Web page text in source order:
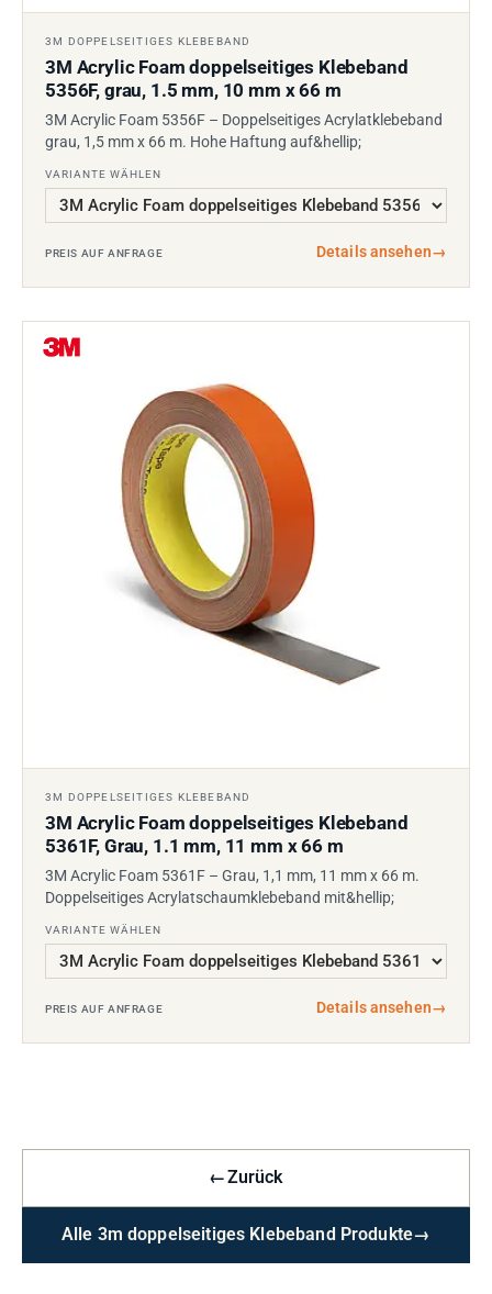
3M DOPPELSEITIGES KLEBEBAND
3M Acrylic Foam doppelseitiges Klebeband
5356F, grau, 1.5 mm, 10 mm x 66 m
3M Acrylic Foam 5356F – Doppelseitiges Acrylatklebeband
grau, 1,5 mm x 66 m. Hohe Haftung auf&hellip;
VARIANTE WÄHLEN
PREIS AUF ANFRAGE Details ansehen→
3M DOPPELSEITIGES KLEBEBAND
3M Acrylic Foam doppelseitiges Klebeband
5361F, Grau, 1.1 mm, 11 mm x 66 m
3M Acrylic Foam 5361F – Grau, 1,1 mm, 11 mm x 66 m.
Doppelseitiges Acrylatschaumklebeband mit&hellip;
VARIANTE WÄHLEN
PREIS AUF ANFRAGE Details ansehen→
←Zurück
Alle 3m doppelseitiges Klebeband Produkte→